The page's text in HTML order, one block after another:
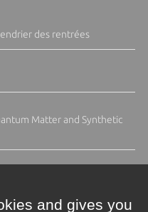
des rentrées
Matter and Synthetic
and gives you